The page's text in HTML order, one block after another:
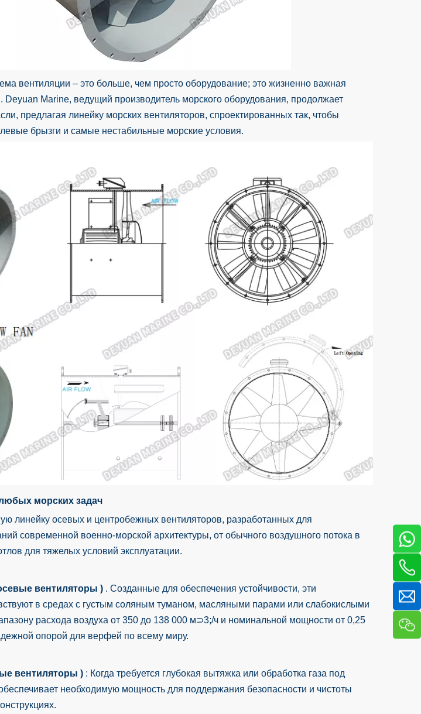
вентиляции – это больше, чем просто оборудование; это жизненно важная
Deyuan Marine, ведущий производитель морского оборудования, продолжает
предлагая линейку морских вентиляторов, спроектированных так, чтобы
брызги и самые нестабильные морские условия.
морских задач
линейку осевых и центробежных вентиляторов, разработанных для
современной военно-морской архитектуры, от обычного воздушного потока в
для тяжелых условий эксплуатации.
вентиляторы ) . Созданные для обеспечения устойчивости, эти
в средах с густым соляным туманом, масляными парами или слабокислыми
расхода воздуха от 350 до 138 000 м⊃3;/ч и номинальной мощности от 0,25
опорой для верфей по всему миру.
вентиляторы ) : Когда требуется глубокая вытяжка или обработка газа под
необходимую мощность для поддержания безопасности и чистоты